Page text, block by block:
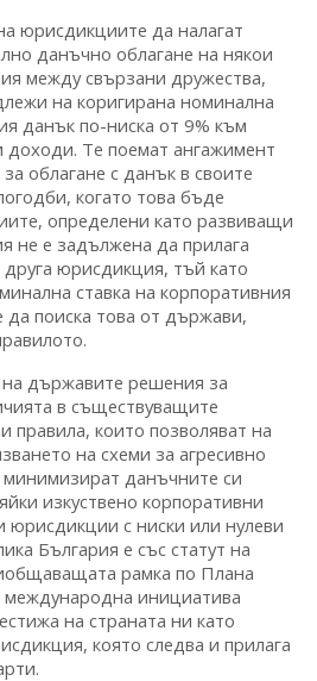
юрисдикциите да налагат
данъчно облагане на някои
между свързани дружества,
на коригирана номинална
данък по-ниска от 9% към
доходи. Те поемат ангажимент
облагане с данък в своите
когато това бъде
определени като развиващи
не е задължена да прилага
юрисдикция, тъй като
ставка на корпоративния
поиска това от държави,
на държавите решения за
в съществуващите
които позволяват на
на схеми за агресивно
данъчните си
изкуствено корпоративни
с ниски или нулеви
България е със статут на
рамка по Плана
международна инициатива
на страната ни като
която следва и прилага